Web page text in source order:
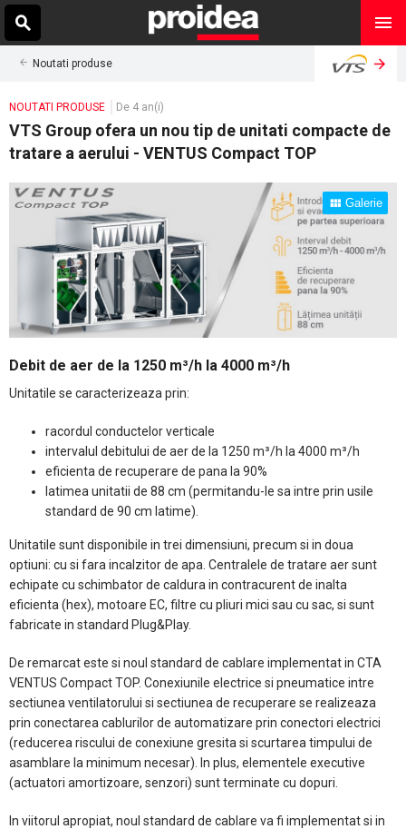
Noutati produse
NOUTATI PRODUSE De 4 an(i)
VTS Group ofera un nou tip de unitati compacte de
tratare a aerului - VENTUS Compact TOP
Galerie
Debit de aer de la 1250 m³/h la 4000 m³/h
Unitatile se caracterizeaza prin:
racordul conductelor verticale
intervalul debitului de aer de la 1250 m³/h la 4000 m³/h
eficienta de recuperare de pana la 90%
latimea unitatii de 88 cm (permitandu-le sa intre prin usile
standard de 90 cm latime).
Unitatile sunt disponibile in trei dimensiuni, precum si in doua
optiuni: cu si fara incalzitor de apa. Centralele de tratare aer sunt
echipate cu schimbator de caldura in contracurent de inalta
eficienta (hex), motoare EC, filtre cu pliuri mici sau cu sac, si sunt
fabricate in standard Plug&Play.
De remarcat este si noul standard de cablare implementat in CTA
VENTUS Compact TOP. Conexiunile electrice si pneumatice intre
sectiunea ventilatorului si sectiunea de recuperare se realizeaza
prin conectarea cablurilor de automatizare prin conectori electrici
(reducerea riscului de conexiune gresita si scurtarea timpului de
asamblare la minimum necesar). In plus, elementele executive
(actuatori amortizoare, senzori) sunt terminate cu dopuri.
In viitorul apropiat, noul standard de cablare va fi implementat si in